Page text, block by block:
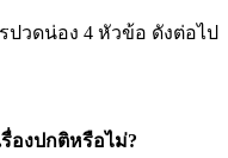
วดน่อง 4 หัวข้อ ดังต่อไป
องปกติหรือไม่?